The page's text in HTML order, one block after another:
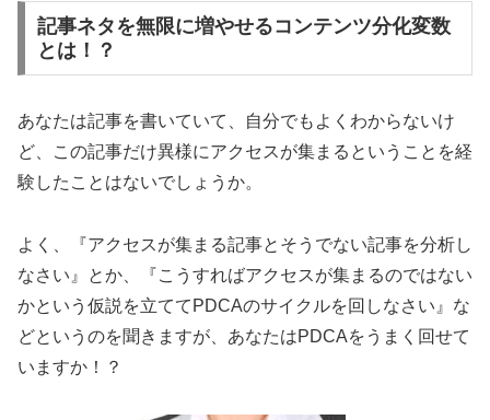
記事ネタを無限に増やせるコンテンツ分化変数
とは！？
あなたは記事を書いていて、自分でもよくわからないけ
ど、この記事だけ異様にアクセスが集まるということを経
験したことはないでしょうか。
よく、『アクセスが集まる記事とそうでない記事を分析し
なさい』とか、『こうすればアクセスが集まるのではない
かという仮説を立ててPDCAのサイクルを回しなさい』な
どというのを聞きますが、あなたはPDCAをうまく回せて
いますか！？